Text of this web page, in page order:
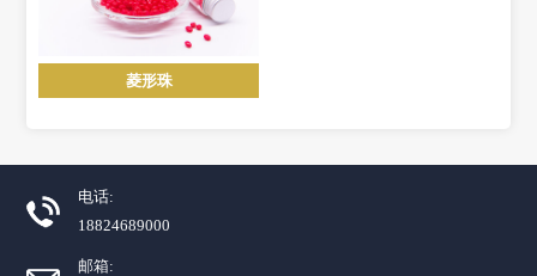
菱形珠
电话:
18824689000
邮箱: